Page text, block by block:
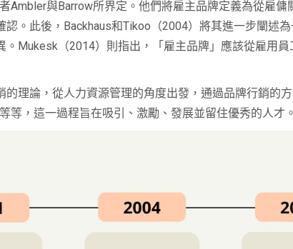
Ambler與Barrow所界定。他們將雇主品牌定義為從雇
。此後，Backhaus和Tikoo（2004）將其進一步闡述
Mukesk（2014）則指出，
「雇主品牌」應該從雇用
理論，從人力資源管理的角度出發，通過品牌行銷的
等，這一過程旨在吸引、激勵、發展並留住優秀的人才。